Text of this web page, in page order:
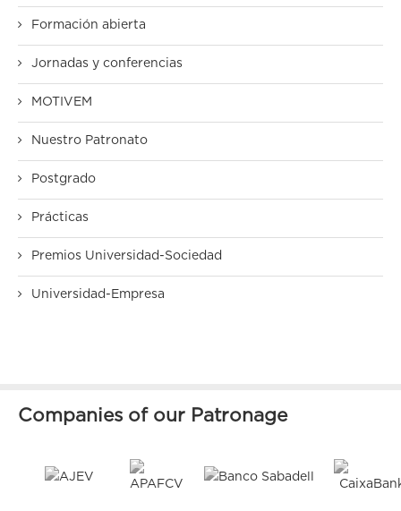
Formación abierta
Jornadas y conferencias
MOTIVEM
Nuestro Patronato
Postgrado
Prácticas
Premios Universidad-Sociedad
Universidad-Empresa
Companies of our Patronage